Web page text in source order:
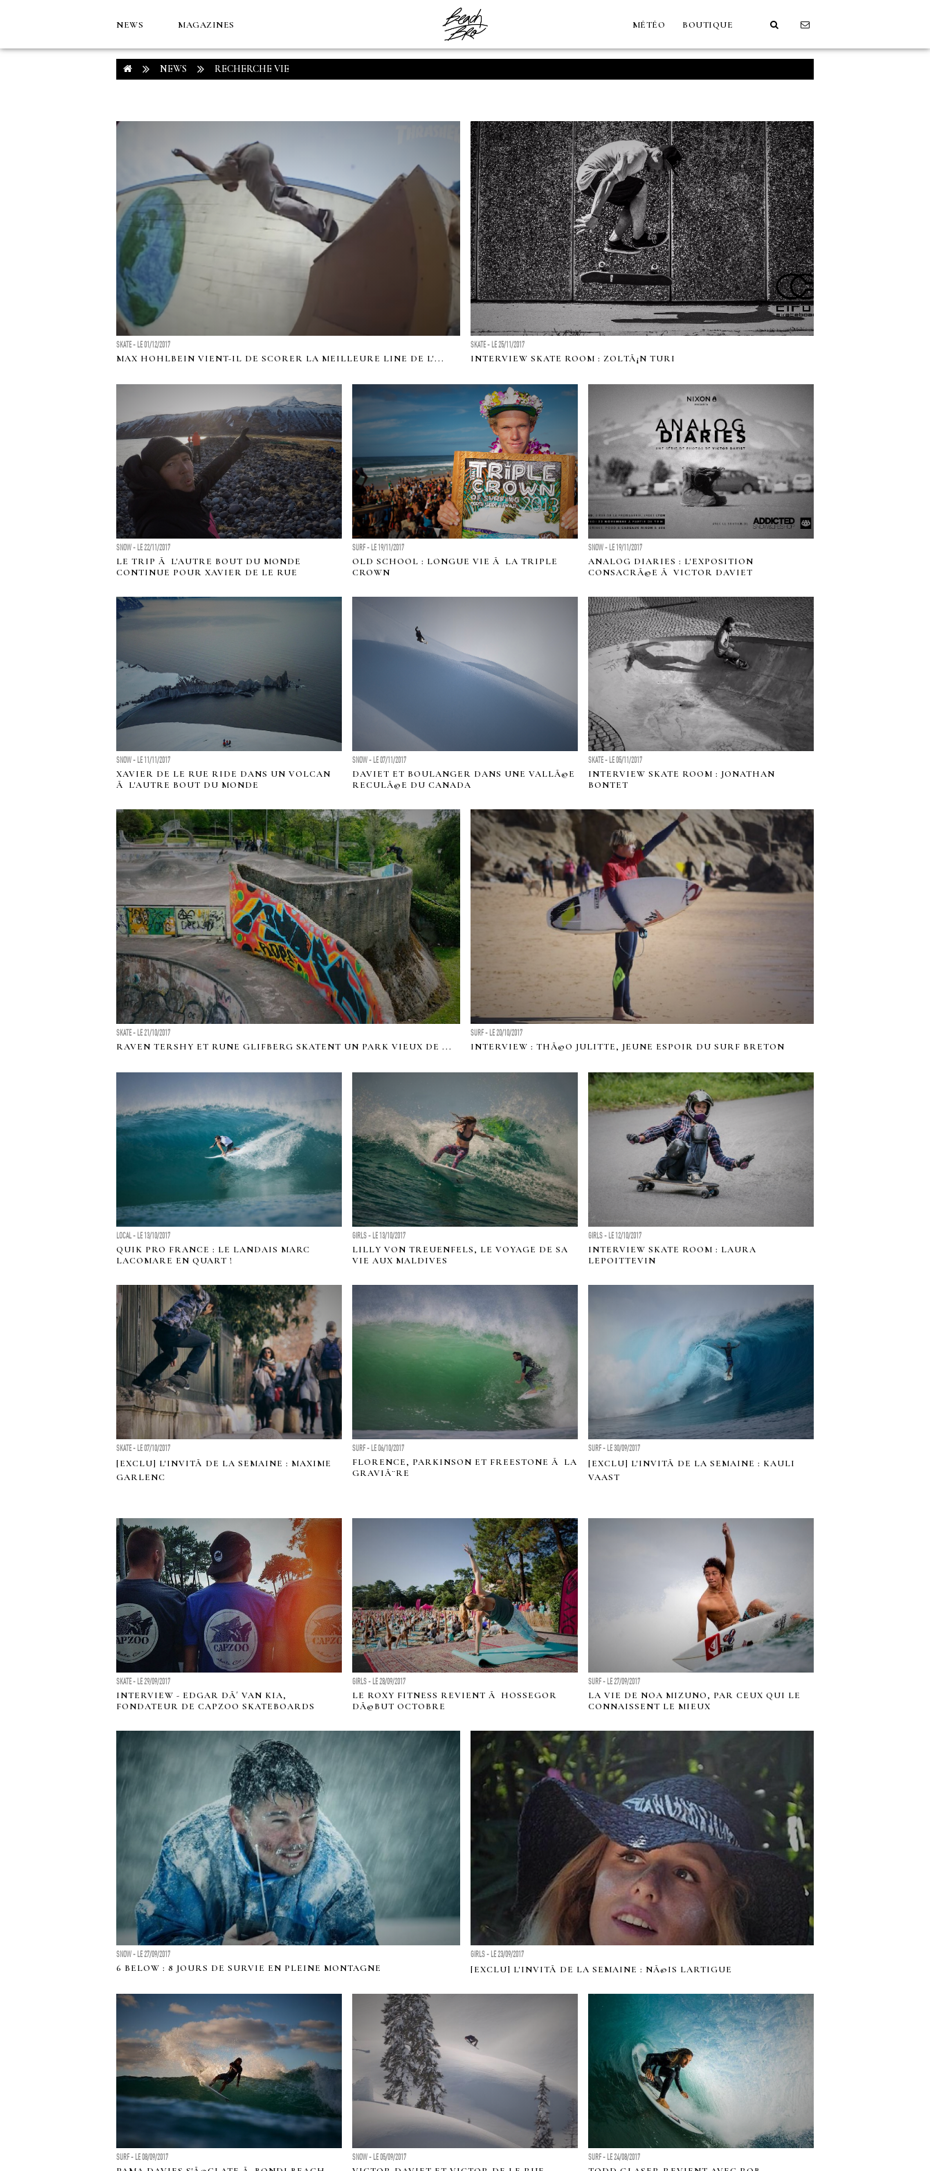
NEWS MAGAZINES MÉTÉO BOUTIQUE
NEWS RECHERCHE VIE
SKATE - LE 01/12/2017
MAX HOHLBEIN VIENT-IL DE SCORER LA MEILLEURE LINE DE L'...
SKATE - LE 25/11/2017
INTERVIEW SKATE ROOM : ZOLTÃ¡N TURI
SNOW - LE 22/11/2017
LE TRIP Ã L'AUTRE BOUT DU MONDE
CONTINUE POUR XAVIER DE LE RUE
SURF - LE 19/11/2017
OLD SCHOOL : LONGUE VIE Ã LA TRIPLE
CROWN
SNOW - LE 19/11/2017
ANALOG DIARIES : L'EXPOSITION
CONSACRÃ©E Ã VICTOR DAVIET
SNOW - LE 11/11/2017
XAVIER DE LE RUE RIDE DANS UN VOLCAN
Ã L'AUTRE BOUT DU MONDE
SNOW - LE 07/11/2017
DAVIET ET BOULANGER DANS UNE VALLÃ©E
RECULÃ©E DU CANADA
SKATE - LE 05/11/2017
INTERVIEW SKATE ROOM : JONATHAN
BONTET
SKATE - LE 21/10/2017
RAVEN TERSHY ET RUNE GLIFBERG SKATENT UN PARK VIEUX DE ...
SURF - LE 20/10/2017
INTERVIEW : THÃ©O JULITTE, JEUNE ESPOIR DU SURF BRETON
LOCAL - LE 13/10/2017
QUIK PRO FRANCE : LE LANDAIS MARC
LACOMARE EN QUART !
GIRLS - LE 13/10/2017
LILLY VON TREUENFELS, LE VOYAGE DE SA
VIE AUX MALDIVES
GIRLS - LE 12/10/2017
INTERVIEW SKATE ROOM : LAURA
LEPOITTEVIN
SKATE - LE 07/10/2017
[EXCLU] L'INVITÃ DE LA SEMAINE : MAXIME
GARLENC
SURF - LE 06/10/2017
FLORENCE, PARKINSON ET FREESTONE Ã LA
GRAVIÃ¨RE
SURF - LE 30/09/2017
[EXCLU] L'INVITÃ DE LA SEMAINE : KAULI
VAAST
SKATE - LE 29/09/2017
INTERVIEW - EDGAR DÃ´ VAN KIA,
FONDATEUR DE CAPZOO SKATEBOARDS
GIRLS - LE 28/09/2017
LE ROXY FITNESS REVIENT Ã HOSSEGOR
DÃ©BUT OCTOBRE
SURF - LE 27/09/2017
LA VIE DE NOA MIZUNO, PAR CEUX QUI LE
CONNAISSENT LE MIEUX
SNOW - LE 27/09/2017
6 BELOW : 8 JOURS DE SURVIE EN PLEINE MONTAGNE
GIRLS - LE 23/09/2017
[EXCLU] L'INVITÃ DE LA SEMAINE : NÃ©IS LARTIGUE
SURF - LE 08/09/2017 SNOW - LE 05/09/2017 SURF - LE 24/08/2017